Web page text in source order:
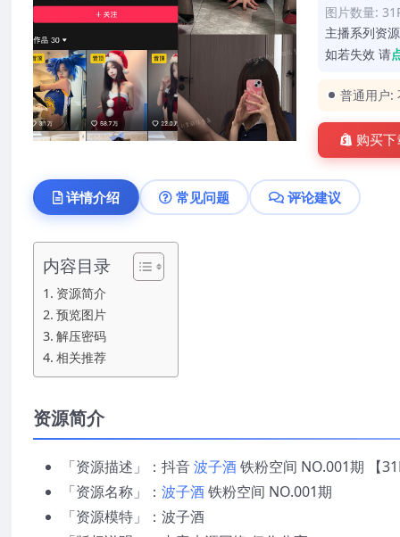
图片数量:
主播系列资
如若失效 请
普通用户:
购买
详情介绍 常见问题 评论建议
内容目录
资源简介
预览图片
解压密码
相关推荐
资源简介
「资源描述」：抖音波子酒铁粉空间 NO.001期 【
「资源名称」： 波子酒铁粉空间 NO.001期
「资源模特」：波子酒